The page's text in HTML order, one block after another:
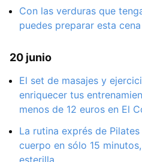
Con las verduras que
puedes preparar esta
20 junio
El set de masajes y
enriquecer tus
menos de 12 euros en El
La rutina exprés de
cuerpo en sólo 15
esterilla